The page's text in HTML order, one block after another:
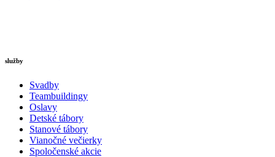
služby
Svadby
Teambuildingy
Oslavy
Detské tábory
Stanové tábory
Vianočné večierky
Spoločenské akcie